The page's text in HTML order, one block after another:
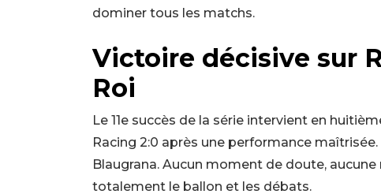
dominer tous les matchs.
Victoire décisive sur
Roi
Le 11e succès de la série intervient en
Racing 2:0 après une performance
Blaugrana. Aucun moment de doute,
totalement le ballon et les débats.